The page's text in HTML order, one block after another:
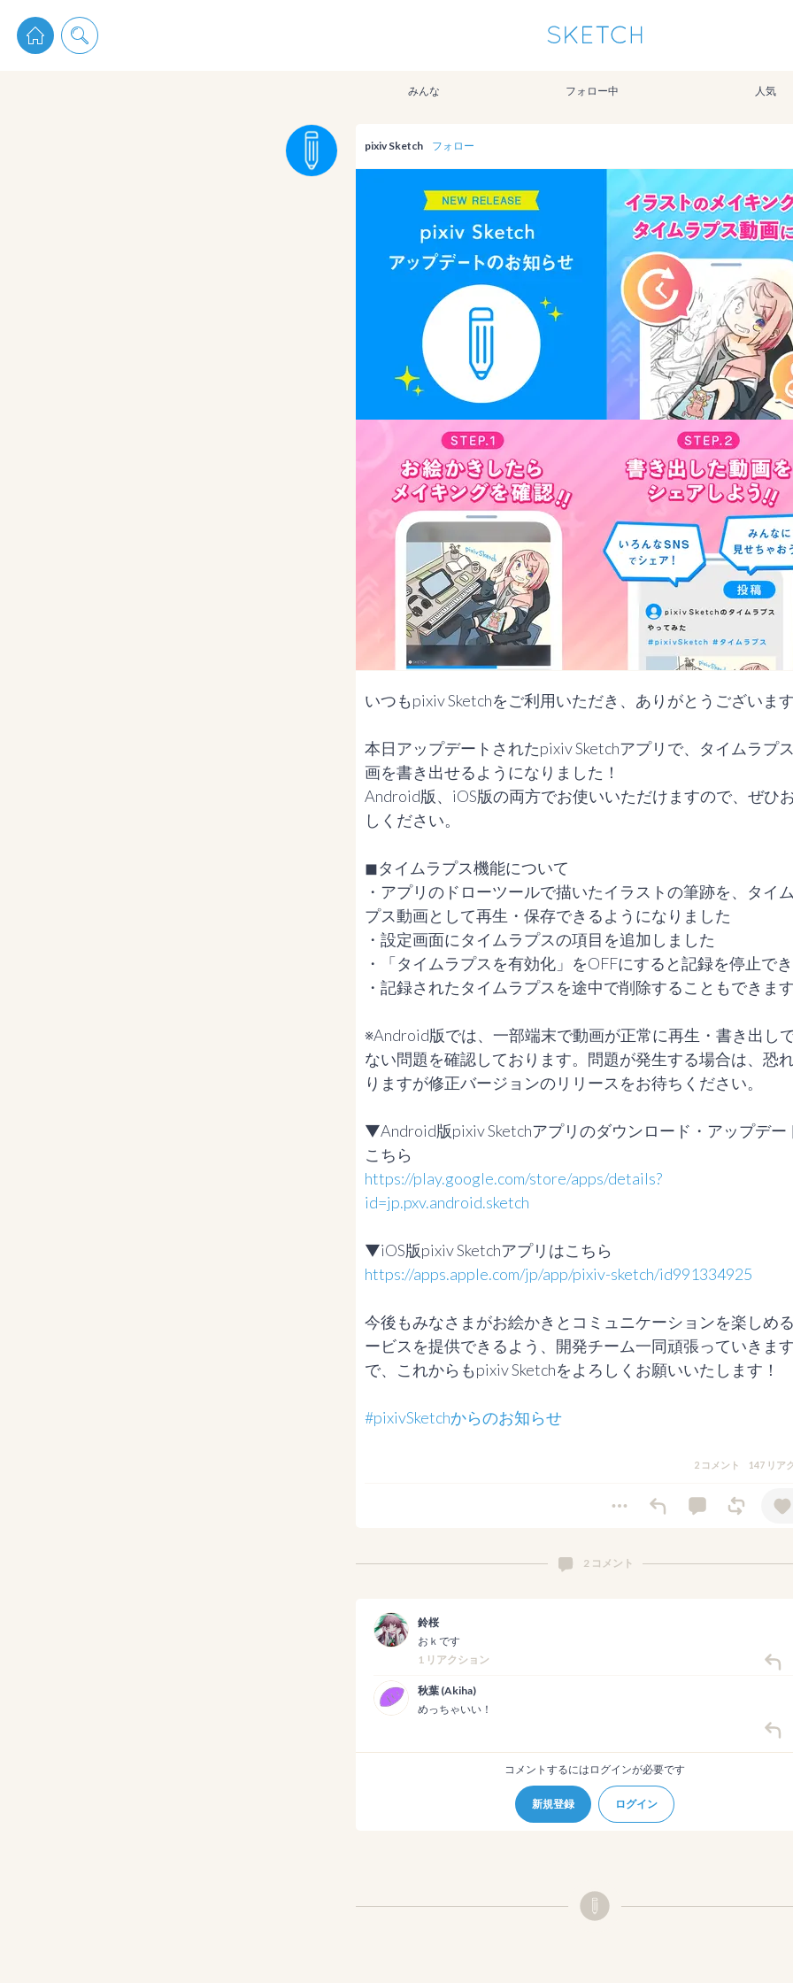
プライパシーポリシー を改定しました。
pixiv Sketchアプリでさらに快適に！
みんな フォロー中 人気
pixiv Sketch フォロー
いつもpixiv Sketchをご利用いただき、ありがとうございます
本日アップデートされたpixiv Sketchアプリで、タイムラプ
画を書き出せるようになりました！
Android版、iOS版の両方でお使いいただけますので、ぜひ
しください。
◼タイムラプス機能について
・アプリのドローツールで描いたイラストの筆跡を、タイ
プス動画として再生・保存できるようになりました
・設定画面にタイムラプスの項目を追加しました
・「タイムラプスを有効化」をOFFにすると記録を停止で
・記録されたタイムラプスを途中で削除することもできます
※Android版では、一部端末で動画が正常に再生・書き出し
ない問題を確認しております。問題が発生する場合は、恐
りますが修正バージョンのリリースをお待ちください。
▼Android版pixiv Sketchアプリのダウンロード・アップデー
https://play.google.com/store/apps/details?
id=jp.pxv.android.sketch
https://apps.apple.com/jp/app/pixiv-sketch/id991334925
今後もみなさまがお絵かきとコミュニケーションを楽しめ
ービスを提供できるよう、開発チーム一同頑張っていきま
で、これからもpixiv Sketchをよろしくお願いいたします！
#pixivSketchからのお知らせ
2 コメント 147 リア
2 コメント
鈴桜
おｋです
1 リアクション
秋葉 (Akiha)
めっちゃいい！
コメントするにはログインが必要です
新規登録 ログイン